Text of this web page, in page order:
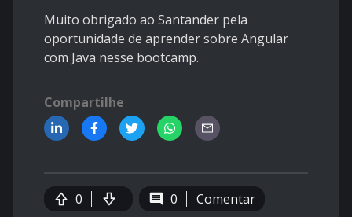
Muito obrigado ao Santander pela
oportunidade de aprender sobre Angular
com Java nesse bootcamp.
Compartilhe
0 0 Comentar